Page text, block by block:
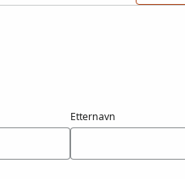
Etternavn